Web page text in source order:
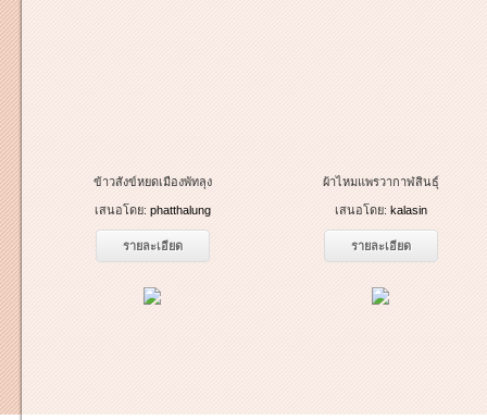
ข้าวสังข์หยดเมืองพัทลุง
เสนอโดย: phatthalung
รายละเอียด
ผ้าไหมแพรวากาฬสินธุ์
เสนอโดย: kalasin
รายละเอียด